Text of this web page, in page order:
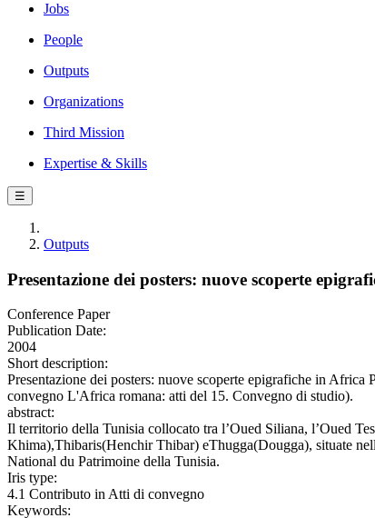
Jobs
People
Outputs
Organizations
Third Mission
Expertise & Skills
☰
Outputs
Presentazione dei posters: nuove scoperte
Conference Paper
Publication Date:
2004
Short description:
Presentazione dei posters: nuove scoperte epigrafiche in
convegno L'Africa romana: atti del 15. Convegno di studio).
abstract:
Il territorio della Tunisia collocato tra l’Oued Siliana, l’Oued
Khima),Thibaris(Henchir Thibar) eThugga(Dougga), situate
National du Patrimoine della Tunisia.
Iris type:
4.1 Contributo in Atti di convegno
Keywords: